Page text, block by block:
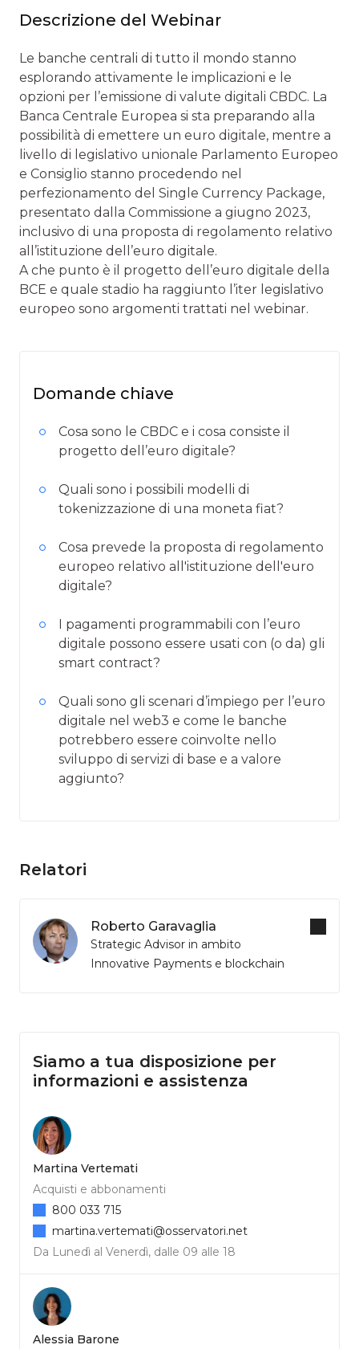
Descrizione del Webinar
Le banche centrali di tutto il mondo stanno
esplorando attivamente le implicazioni e le
opzioni per l’emissione di valute digitali CBDC. La
Banca Centrale Europea si sta preparando alla
possibilità di emettere un euro digitale, mentre a
livello di legislativo unionale Parlamento Europeo
e Consiglio stanno procedendo nel
perfezionamento del Single Currency Package,
presentato dalla Commissione a giugno 2023,
inclusivo di una proposta di regolamento relativo
all’istituzione dell’euro digitale.
A che punto è il progetto dell’euro digitale della
BCE e quale stadio ha raggiunto l’iter legislativo
europeo sono argomenti trattati nel webinar.
Domande chiave
Cosa sono le CBDC e i cosa consiste il
progetto dell’euro digitale?
Quali sono i possibili modelli di
tokenizzazione di una moneta fiat?
Cosa prevede la proposta di regolamento
europeo relativo all'istituzione dell'euro
digitale?
I pagamenti programmabili con l’euro
digitale possono essere usati con (o da) gli
smart contract?
Quali sono gli scenari d’impiego per l’euro
digitale nel web3 e come le banche
potrebbero essere coinvolte nello
sviluppo di servizi di base e a valore
aggiunto?
Relatori
Roberto Garavaglia
Strategic Advisor in ambito
Innovative Payments e blockchain
Siamo a tua disposizione per
informazioni e assistenza
Martina Vertemati
Acquisti e abbonamenti
Da Lunedì al Venerdì, dalle 09 alle 18
800 033 715
martina.vertemati@osservatori.net
Alessia Barone